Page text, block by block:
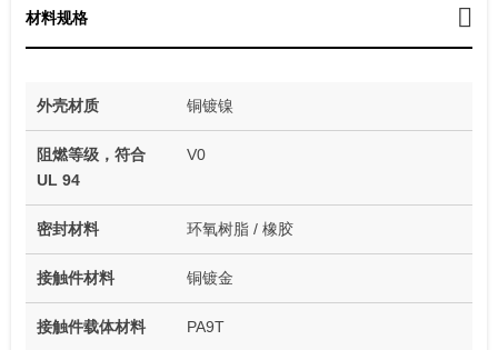
材料规格
外壳材质 铜镀镍
阻燃等级，符合
UL 94
V0
密封材料 环氧树脂 / 橡胶
接触件材料 铜镀金
接触件载体材料 PA9T